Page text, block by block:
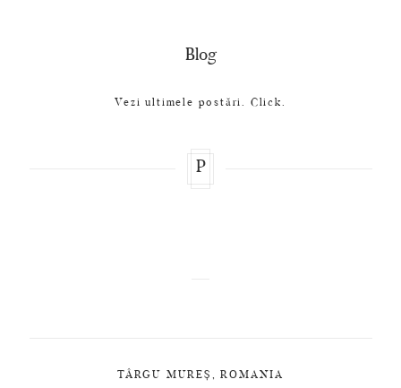
Blog
Vezi ultimele postări. Click.
P
TÂRGU MUREȘ, ROMANIA